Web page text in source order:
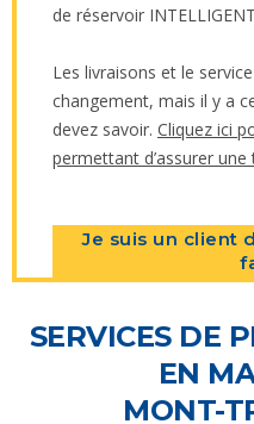
de réservoir
Les livraisons et le
changement, mais il y a
devez savoir. Cliquez ici
permettant d’assurer
Je suis un client
SERVICES DE
EN
MONT-